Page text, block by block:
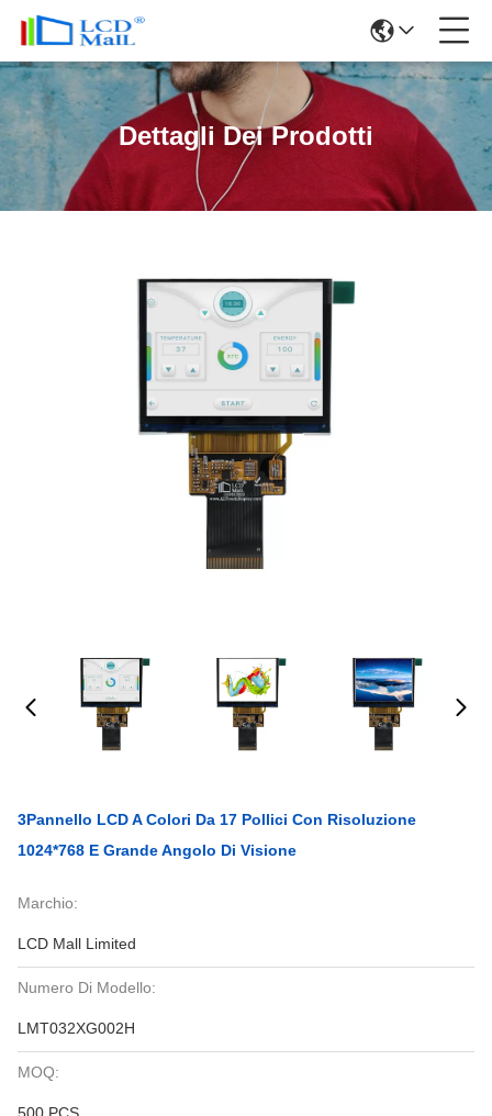
Dettagli Dei Prodotti
3Pannello LCD A Colori Da 17 Pollici Con Risoluzione
1024*768 E Grande Angolo Di Visione
Marchio:
LCD Mall Limited
Numero Di Modello:
LMT032XG002H
MOQ: